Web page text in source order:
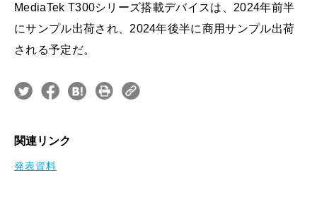
MediaTek T300シリーズ搭載デバイスは、2024年前半
にサンプル出荷され、2024年後半に商用サンプル出荷
される予定だ。
関連リンク
発表資料